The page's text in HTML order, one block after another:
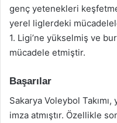
genç yetenekleri
yerel liglerdeki
1. Ligi’ne yükselmiş ve
mücadele etmiştir.
Başarılar
Sakarya Voleybol
imza atmıştır. Özellikle